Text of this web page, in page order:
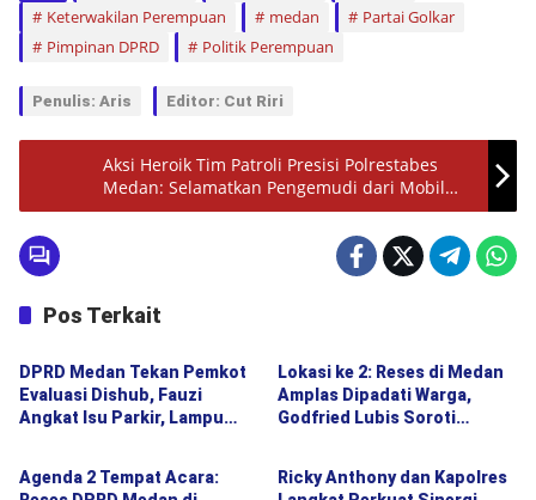
Keterwakilan Perempuan
medan
Partai Golkar
Pimpinan DPRD
Politik Perempuan
Penulis: Aris Editor: Cut Riri
Aksi Heroik Tim Patroli Presisi Polrestabes
Medan: Selamatkan Pengemudi dari Mobil
Terjebak di Parit Saat Hujan Deras
Pos Terkait
Politik
DPRD Medan Tekan Pemkot
Evaluasi Dishub, Fauzi
Angkat Isu Parkir, Lampu
Lokasi ke 2: Reses di Medan
Amplas Dipadati Warga,
Godfried Lubis Soroti
Penyerapan Aspirasi Publik
Politik
Agenda 2 Tempat Acara:
Politik
Ricky Anthony dan Kapolres